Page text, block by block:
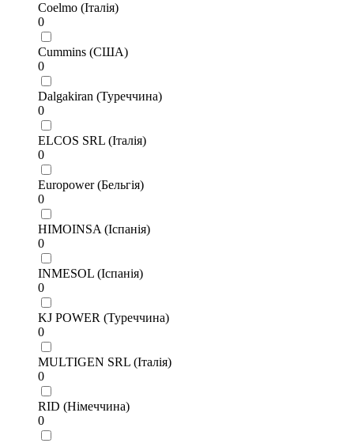
Coelmo (Італія)
0
Cummins (США)
0
Dalgakiran (Туреччина)
0
ELCOS SRL (Італія)
0
Europower (Бельгія)
0
HIMOINSA (Іспанія)
0
INMESOL (Іспанія)
0
KJ POWER (Туреччина)
0
MULTIGEN SRL (Італія)
0
RID (Німеччина)
0